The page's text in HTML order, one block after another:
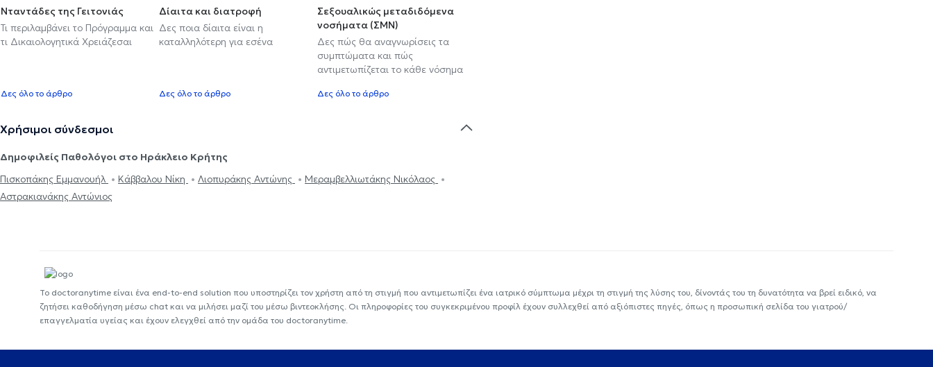
Νταντάδες της Γειτονιάς
Τι περιλαμβάνει το Πρόγραμμα και
τι Δικαιολογητικά Χρειάζεσαι
Δες όλο το άρθρο
Δίαιτα και διατροφή
Δες ποια δίαιτα είναι η
καταλληλότερη για εσένα
Δες όλο το άρθρο
Σεξουαλικώς μεταδιδόμενα
νοσήματα (ΣΜΝ)
Δες πώς θα αναγνωρίσεις τα
συμπτώματα και πώς
αντιμετωπίζεται το κάθε νόσημα
Δες όλο το άρθρο
Χρήσιμοι σύνδεσμοι
Δημοφιλείς Παθολόγοι στο Ηράκλειο Κρήτης
Πισκοπάκης Εμμανουήλ
Κάββαλου Νίκη Λιοπυράκης Αντώνης
Μεραμβελλιωτάκης Νικόλαος
Αστρακιανάκης Αντώνιος
Το doctoranytime είναι ένα end-to-end solution που υποστηρίζει τον χρήστη από τη στιγμή που αντιμετωπίζει ένα ιατρικό σύμπτωμα μέχρι τη στιγμή της λύσης του, δίνοντάς του τη δυνατότητα να βρεί ειδικό, να
ζητήσει καθοδήγηση μέσω chat και να μιλήσει μαζί του μέσω βιντεοκλήσης. Οι πληροφορίες του συγκεκριμένου προφίλ έχουν συλλεχθεί από αξιόπιστες πηγές, όπως η προσωπική σελίδα του γιατρού/
επαγγελματία υγείας και έχουν ελεγχθεί από την ομάδα του doctoranytime.